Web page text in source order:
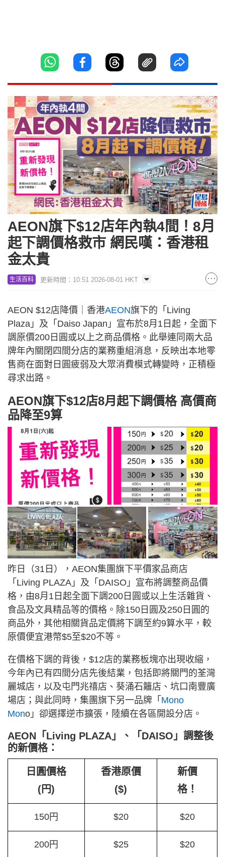
AEON旗下$12店年內執4間！8月
起下調價格救市 網民嘆：香港租
金太貴
生活百科 更新時間：10:51 2026-08-01 HKT
AEON $12店降價｜香港AEON旗下的「Living
Plaza」及「Daiso Japan」宣布於8月1日起，全面下
調原價200日圓或以上之商品價格。此舉連同兩大品
牌年內關閉四間分店的業務重組消息，反映出本地零
售商在面對日圓疲弱及大眾消費模式轉變時，正積極
尋求出路。
AEON旗下$12店8月起下調價格 高價商
品降至9算
昨日（31日），AEON集團旗下平價家品商店
「Living PLAZA」及「DAISO」宣布將調整商品價
格，由8月1日起全面下調200日圓或以上生活雜貨、
食品及文具精品等的價格。除150日圓及250日圓的
商品外，其他相關貨品定價將下調至約9算水平，較
原價便宜港幣$5至$20不等。
在價格下調的背後，$12店的業務板塊亦出現收縮，
今年內已有四間分店先後結業，包括即將關門的荃灣
麗城店，以及屯門兆禧店、葵涌石籬店、坑口南豐廣
場店；與此同時，集團旗下另一品牌「 Mono
Mono」卻選擇逆市擴張，陸續在各區開設分店。
AEON「Living PLAZA」、「DAISO」調整後
的新價格：
日圓價格
(円)
香港原價
($)
新價
格！
150円 $20 $20
200円 $25 $20